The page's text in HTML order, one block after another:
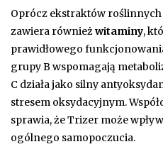
Oprócz ekstraktów
zawiera równieżwitaminy,
prawidłowego
grupy B wspomagają
C działa jako silny
stresem oksydacyjnym.
sprawia, że Trizer może
ogólnego samopoczucia.